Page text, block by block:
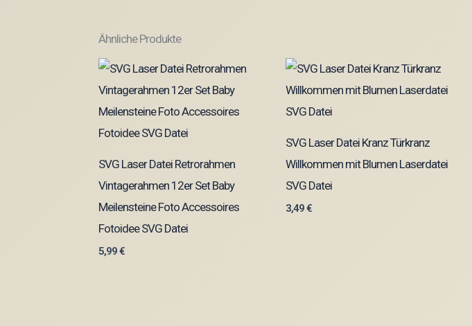
Ähnliche Produkte
SVG Laser Datei Retrorahmen
Vintagerahmen 12er Set Baby
Meilensteine Foto Accessoires
Fotoidee SVG Datei
5,99€
SVG Laser Datei Kranz Türkranz
Willkommen mit Blumen Laserdatei
SVG Datei
3,49€